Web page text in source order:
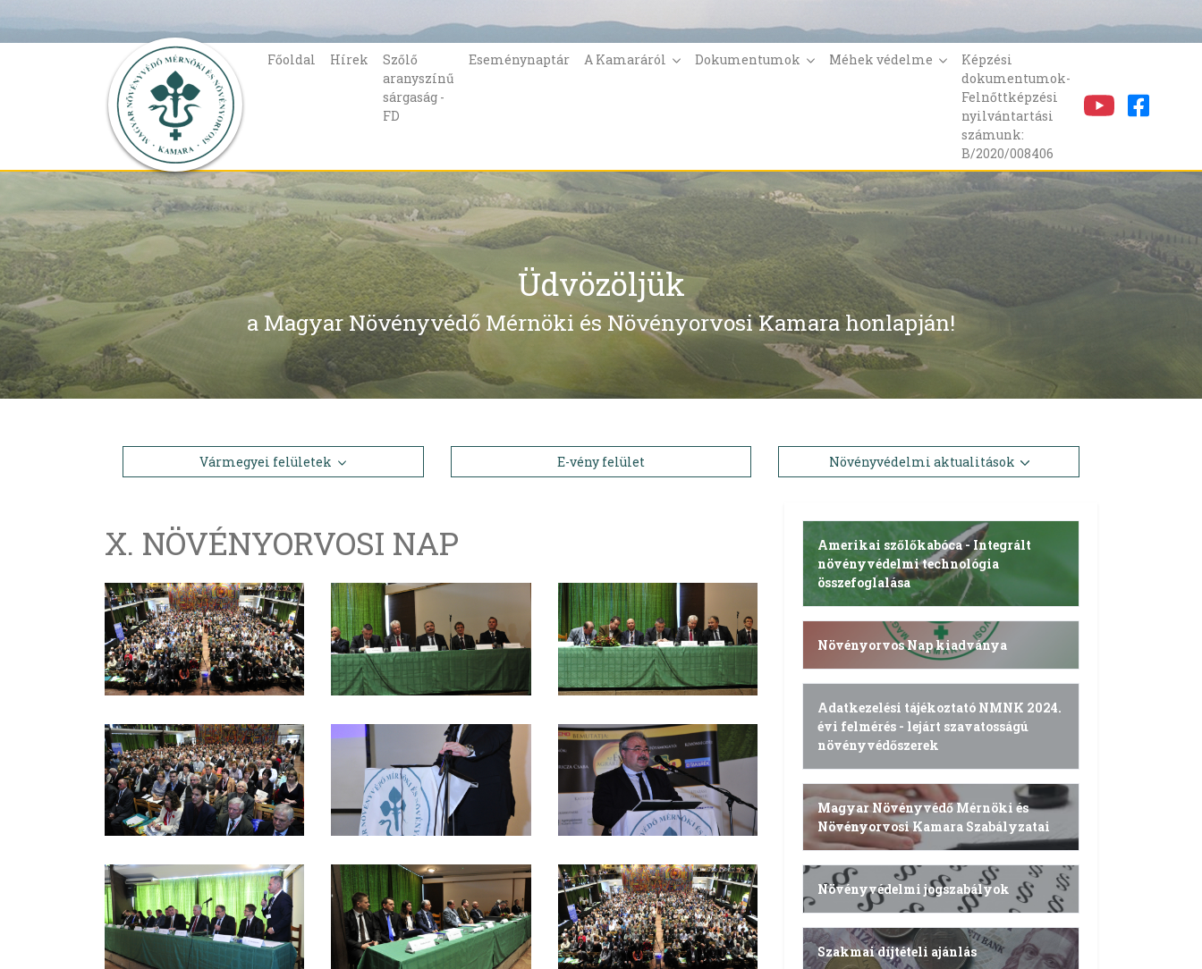
Főoldal Hírek
Szőlő
aranyszínű
sárgaság -
FD
Eseménynaptár A Kamaráról Dokumentumok Méhek védelme
Képzési
dokumentumok-
Felnőttképzési
nyilvántartási
számunk:
B/2020/008406
Üdvözöljük
a Magyar Növényvédő Mérnöki és Növényorvosi Kamara honlapján!
Vármegyei felületek E-vény felület Növényvédelmi aktualitások
X. NÖVÉNYORVOSI NAP
Amerikai szőlőkabóca - Integrált
növényvédelmi technológia
összefoglalása
Növényorvos Nap kiadványa
Adatkezelési tájékoztató NMNK 2024.
évi felmérés - lejárt szavatosságú
növényvédőszerek
Magyar Növényvédő Mérnöki és
Növényorvosi Kamara Szabályzatai
Növényvédelmi jogszabályok
Szakmai díjtételi ajánlás